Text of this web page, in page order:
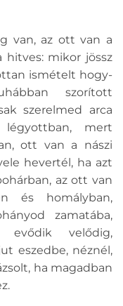
van, az ott van a
hitves: mikor jössz
ismételt hogy-
szorított
szerelmed arca
mert
ott van a nászi
hevertél, ha azt
az ott van
és homályban,
zamatába,
evődik velődig,
eszedbe, néznél,
ha magadban